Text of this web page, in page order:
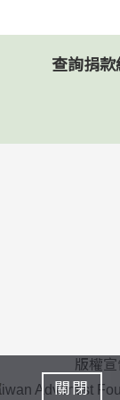
查詢捐款
版權宣
Adventist
關閉